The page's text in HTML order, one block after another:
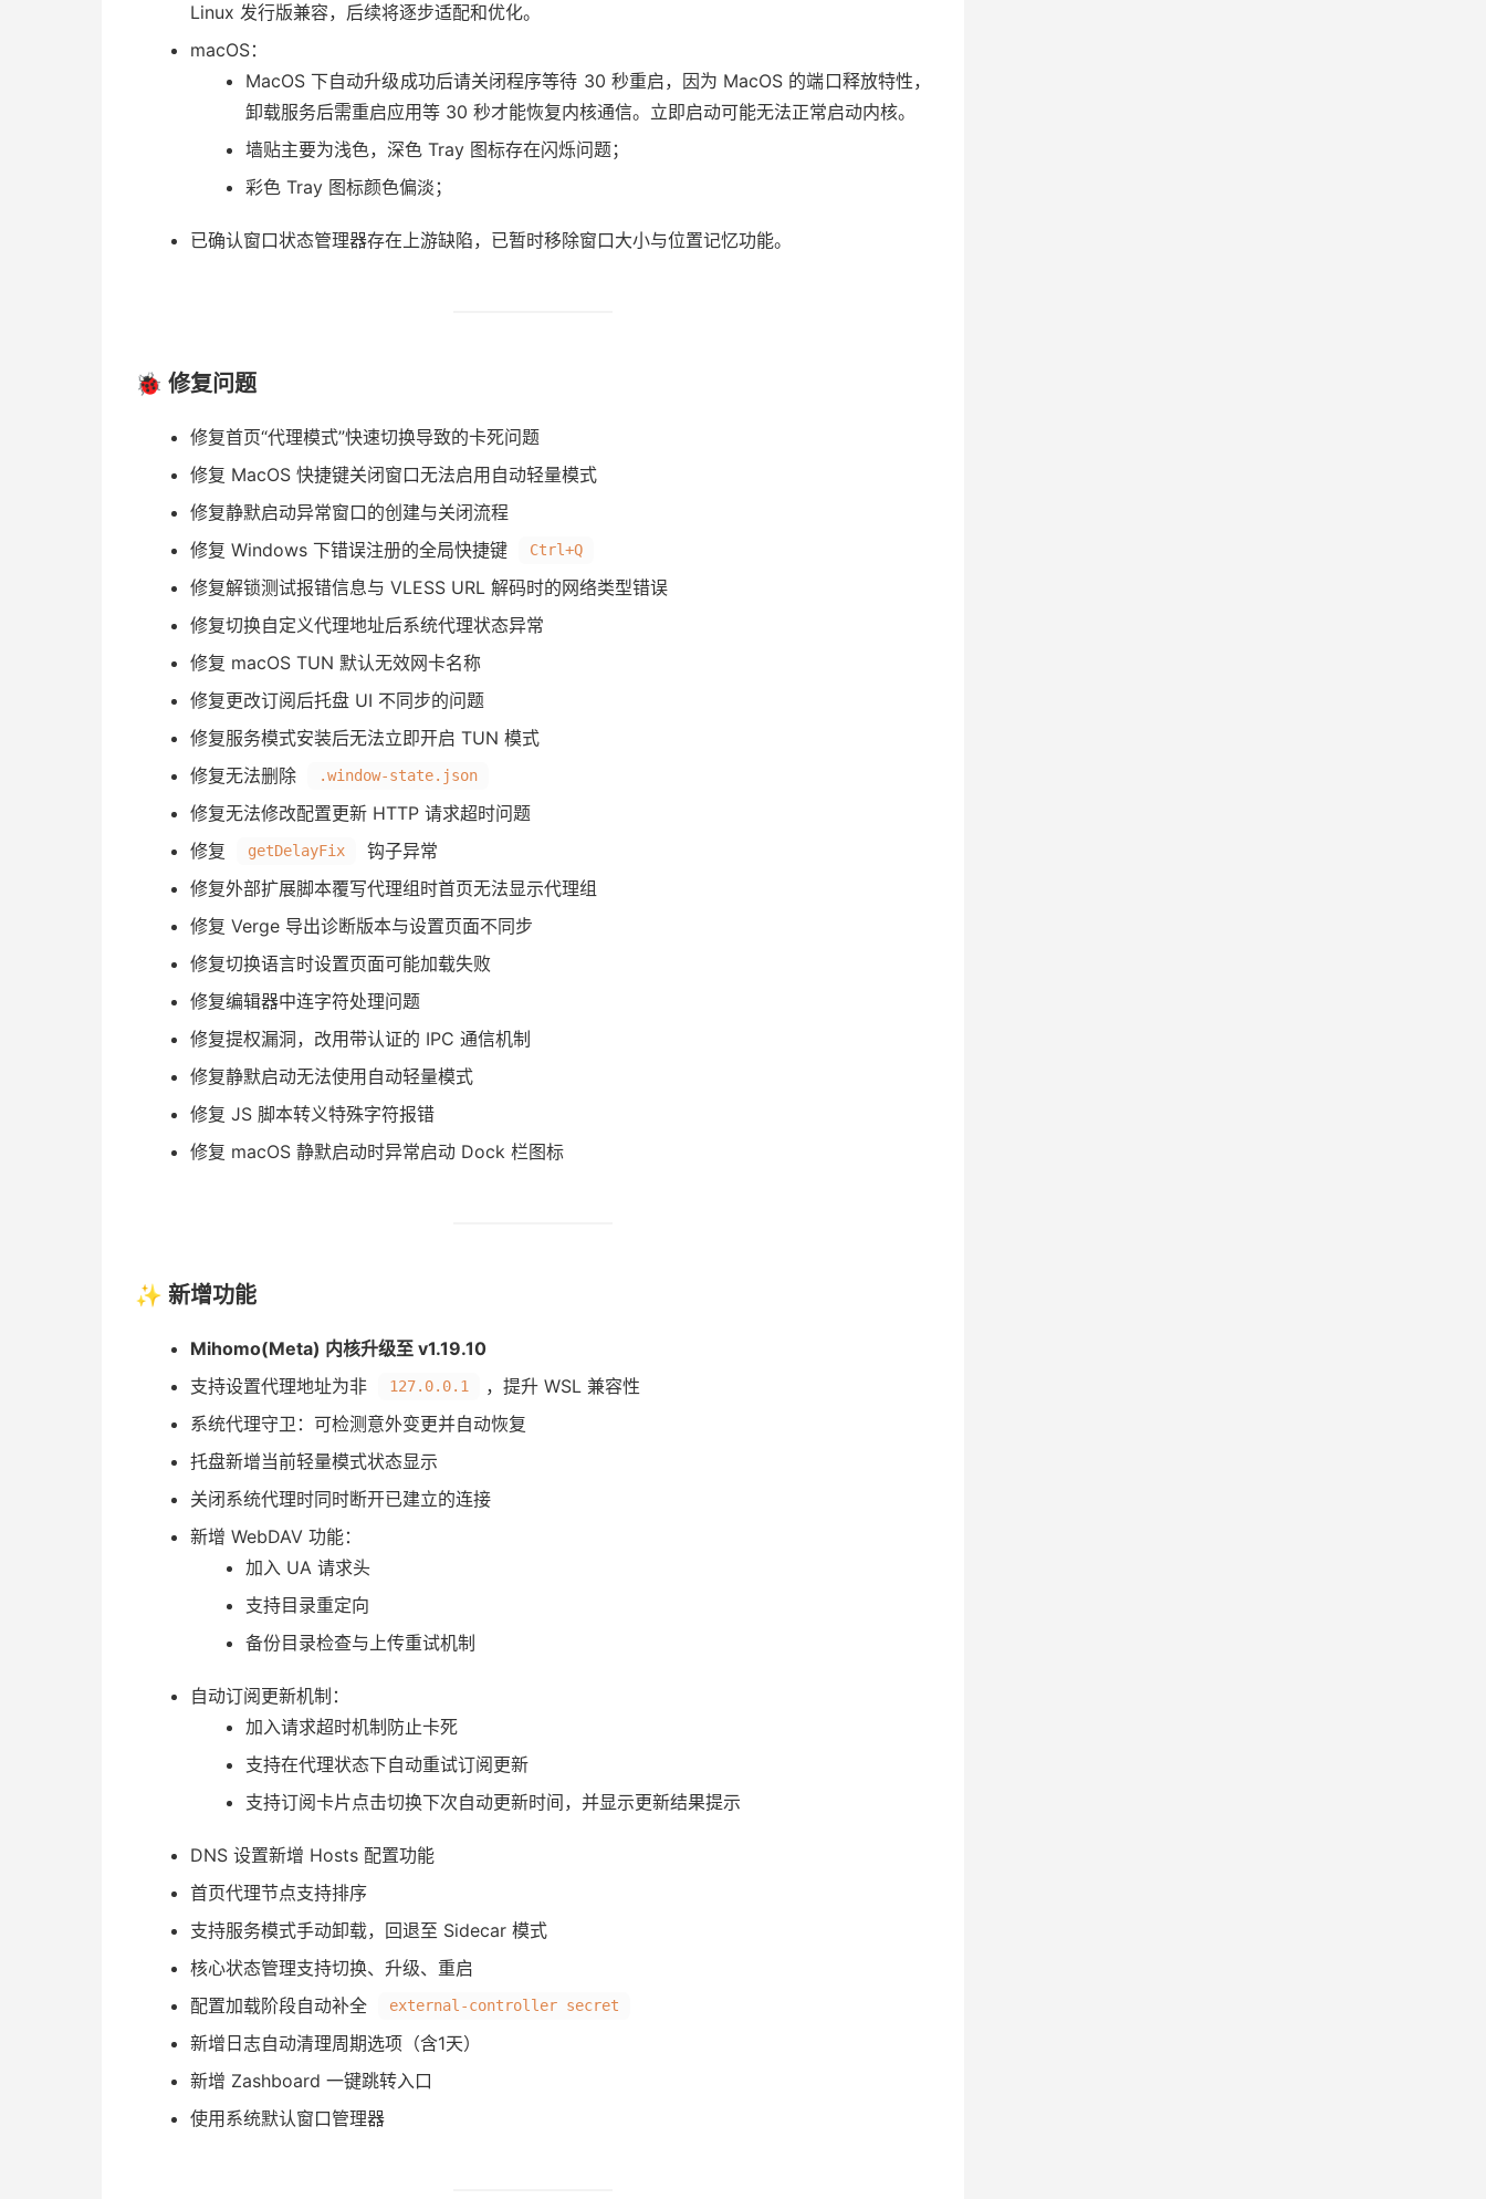
Linux 发行版兼容，后续将逐步适配和优化。
macOS：
MacOS 下自动升级成功后请关闭程序等待 30 秒重启，因为 MacOS 的端口释放特性，
卸载服务后需重启应用等 30 秒才能恢复内核通信。立即启动可能无法正常启动内核。
墙贴主要为浅色，深色 Tray 图标存在闪烁问题；
彩色 Tray 图标颜色偏淡；
已确认窗口状态管理器存在上游缺陷，已暂时移除窗口大小与位置记忆功能。
🐞 修复问题
修复首页“代理模式”快速切换导致的卡死问题
修复 MacOS 快捷键关闭窗口无法启用自动轻量模式
修复静默启动异常窗口的创建与关闭流程
修复 Windows 下错误注册的全局快捷键
Ctrl+Q
修复解锁测试报错信息与 VLESS URL 解码时的网络类型错误
修复切换自定义代理地址后系统代理状态异常
修复 macOS TUN 默认无效网卡名称
修复更改订阅后托盘 UI 不同步的问题
修复服务模式安装后无法立即开启 TUN 模式
修复无法删除
.window-state.json
修复无法修改配置更新 HTTP 请求超时问题
修复
getDelayFix
钩子异常
修复外部扩展脚本覆写代理组时首页无法显示代理组
修复 Verge 导出诊断版本与设置页面不同步
修复切换语言时设置页面可能加载失败
修复编辑器中连字符处理问题
修复提权漏洞，改用带认证的 IPC 通信机制
修复静默启动无法使用自动轻量模式
修复 JS 脚本转义特殊字符报错
修复 macOS 静默启动时异常启动 Dock 栏图标
✨ 新增功能
Mihomo(Meta) 内核升级至 v1.19.10
支持设置代理地址为非
127.0.0.1
，提升 WSL 兼容性
系统代理守卫：可检测意外变更并自动恢复
托盘新增当前轻量模式状态显示
关闭系统代理时同时断开已建立的连接
新增 WebDAV 功能：
加入 UA 请求头
支持目录重定向
备份目录检查与上传重试机制
自动订阅更新机制：
加入请求超时机制防止卡死
支持在代理状态下自动重试订阅更新
支持订阅卡片点击切换下次自动更新时间，并显示更新结果提示
DNS 设置新增 Hosts 配置功能
首页代理节点支持排序
支持服务模式手动卸载，回退至 Sidecar 模式
核心状态管理支持切换、升级、重启
配置加载阶段自动补全
external-controller secret
新增日志自动清理周期选项（含1天）
新增 Zashboard 一键跳转入口
使用系统默认窗口管理器